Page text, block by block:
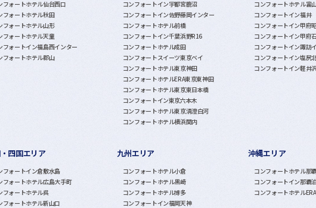
フォートホテル仙台西口
フォートホテル秋田
フォートホテル山形
フォートホテル天童
フォートイン福島西インター
フォートホテル郡山
コンフォートイン宇都宮鹿沼
コンフォートイン佐野藤岡インター
コンフォートホテル前橋
コンフォートイン千葉浜野R16
コンフォートホテル成田
コンフォートスイーツ東京ベイ
コンフォートホテル東京神田
コンフォートホテルERA東京東神田
コンフォートホテル東京東日本橋
コンフォートイン東京六本木
コンフォートホテル東京清澄白河
コンフォートホテル横浜関内
コンフォートホテル富
コンフォートイン福井
コンフォートイン甲府
コンフォートイン甲府
コンフォートイン諏訪
コンフォートイン塩尻
コンフォートイン軽井
四国エリア
フォートイン倉敷水島
フォートホテル広島大手町
フォートホテル呉
フォートホテル新山口
九州エリア
コンフォートホテル小倉
コンフォートホテル黒崎
コンフォートホテル博多
コンフォートイン福岡天神
沖縄エリア
コンフォートホテル那
コンフォートイン那覇
コンフォートホテル